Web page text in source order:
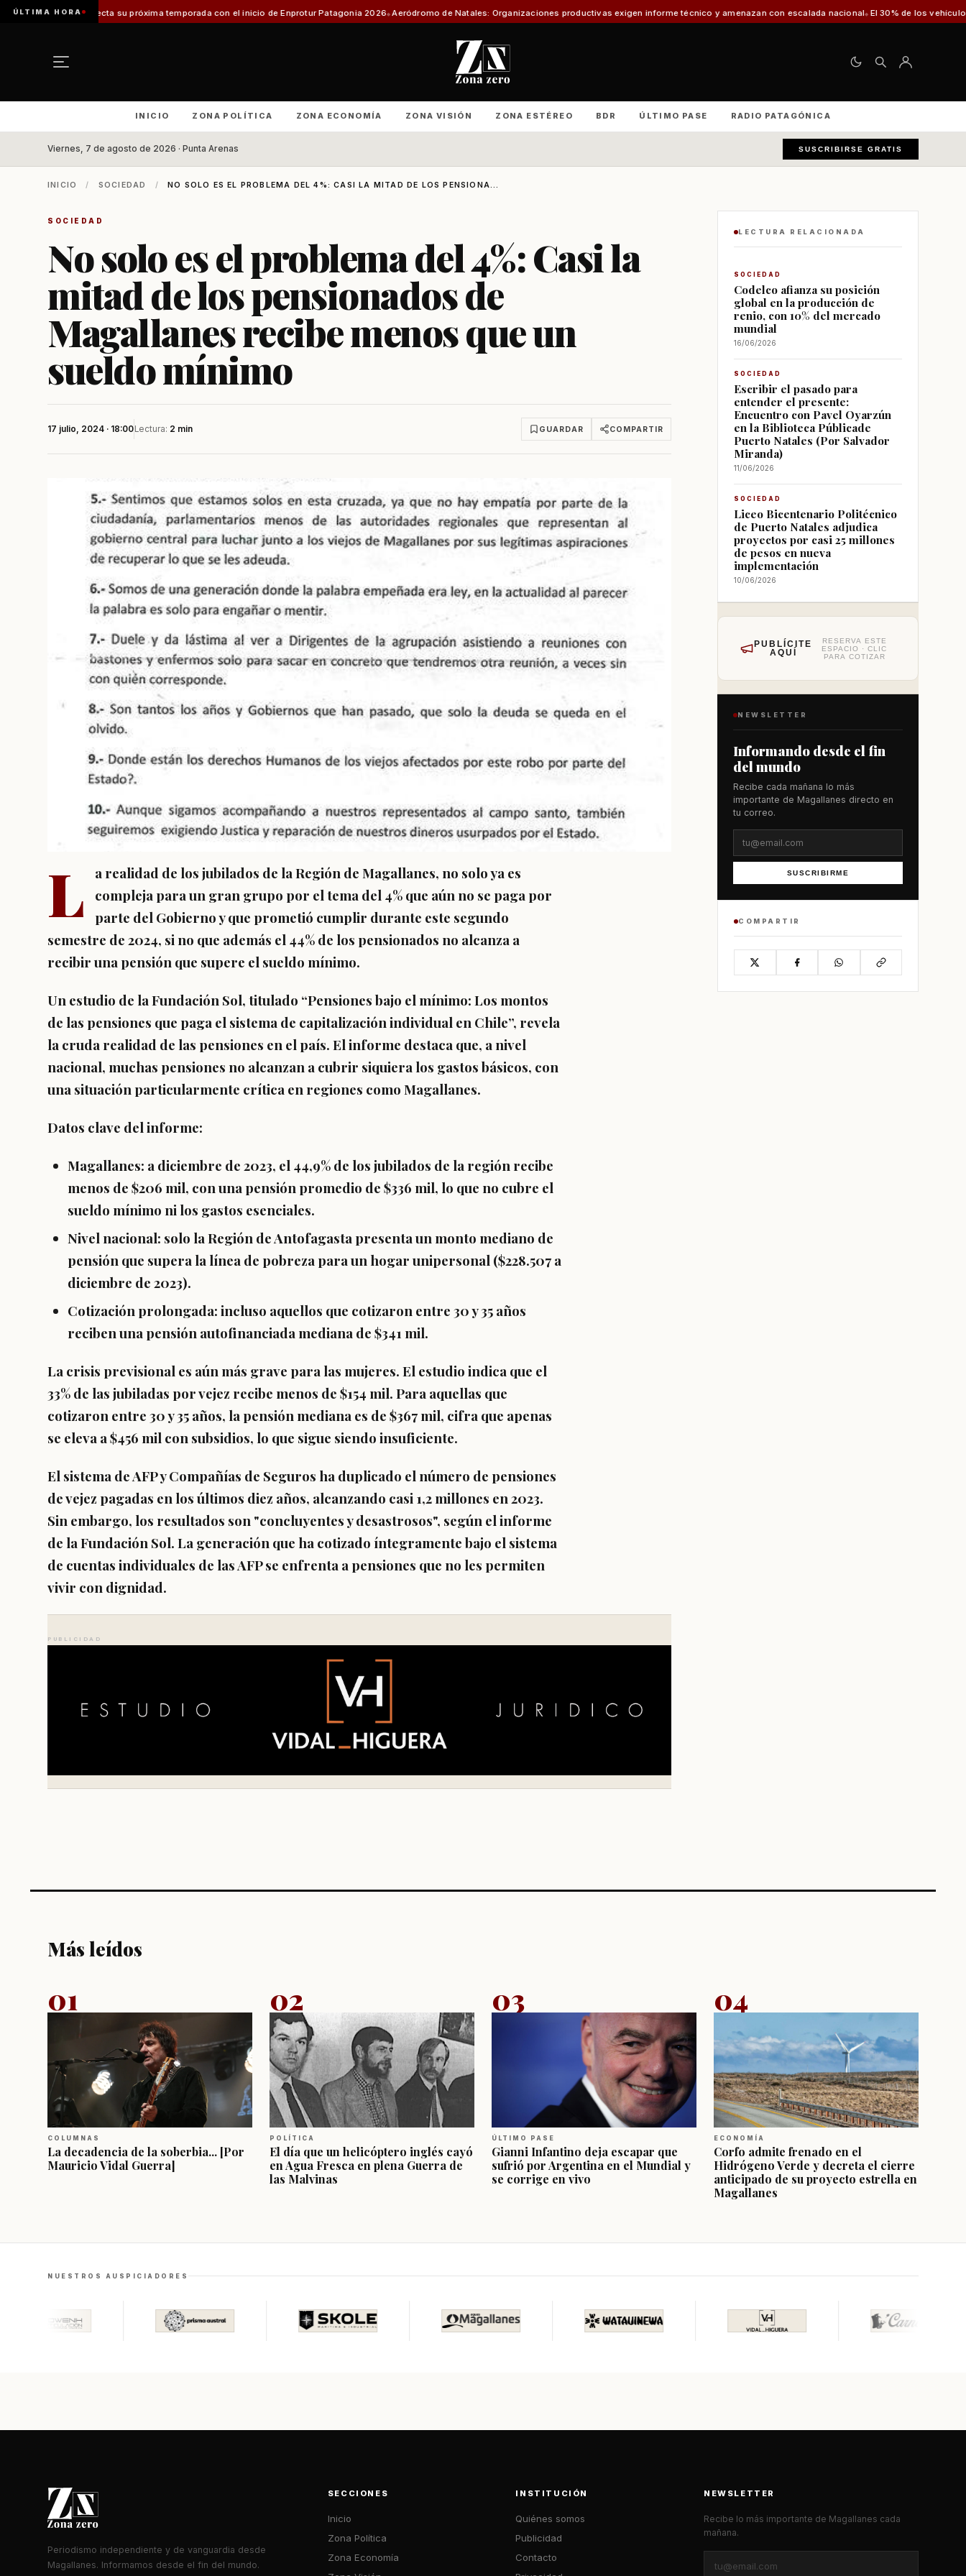
ÚLTIMA HORA
su próxima temporada con el inicio de Enprotur Patagonia 2026 Aeródromo de Natales: Organizaciones productivas exigen informe técnico y amenazan con escalada nacional El 30% de los vehículos fiscalizados en
INICIO ZONA POLÍTICA ZONA ECONOMÍA ZONA VISIÓN ZONA ESTÉREO BDR ÚLTIMO PASE RADIO PATAGÓNICA
Viernes, 7 de agosto de 2026 · Punta Arenas SUSCRIBIRSE GRATIS
INICIO / SOCIEDAD / NO SOLO ES EL PROBLEMA DEL 4%: CASI LA MITAD DE LOS PENSIONA...
SOCIEDAD
No solo es el problema del 4%: Casi la
mitad de los pensionados de
Magallanes recibe menos que un
sueldo mínimo
17 julio, 2024 · 18:00Lectura: 2 min GUARDAR COMPARTIR
L
a realidad de los jubilados de la Región de Magallanes, no solo ya es
compleja para un gran grupo por el tema del 4% que aún no se paga por
parte del Gobierno y que prometió cumplir durante este segundo
semestre de 2024, si no que además el 44% de los pensionados no alcanza a
recibir una pensión que supere el sueldo mínimo.
Un estudio de la Fundación Sol, titulado “Pensiones bajo el mínimo: Los montos
de las pensiones que paga el sistema de capitalización individual en Chile”, revela
la cruda realidad de las pensiones en el país. El informe destaca que, a nivel
nacional, muchas pensiones no alcanzan a cubrir siquiera los gastos básicos, con
una situación particularmente crítica en regiones como Magallanes.
Datos clave del informe:
Magallanes: a diciembre de 2023, el 44,9% de los jubilados de la región recibe
menos de $206 mil, con una pensión promedio de $336 mil, lo que no cubre el
sueldo mínimo ni los gastos esenciales.
Nivel nacional: solo la Región de Antofagasta presenta un monto mediano de
pensión que supera la línea de pobreza para un hogar unipersonal ($228.507 a
diciembre de 2023).
Cotización prolongada: incluso aquellos que cotizaron entre 30 y 35 años
reciben una pensión autofinanciada mediana de $341 mil.
La crisis previsional es aún más grave para las mujeres. El estudio indica que el
33% de las jubiladas por vejez recibe menos de $154 mil. Para aquellas que
cotizaron entre 30 y 35 años, la pensión mediana es de $367 mil, cifra que apenas
se eleva a $456 mil con subsidios, lo que sigue siendo insuficiente.
El sistema de AFP y Compañías de Seguros ha duplicado el número de pensiones
de vejez pagadas en los últimos diez años, alcanzando casi 1,2 millones en 2023.
Sin embargo, los resultados son "concluyentes y desastrosos", según el informe
de la Fundación Sol. La generación que ha cotizado íntegramente bajo el sistema
de cuentas individuales de las AFP se enfrenta a pensiones que no les permiten
vivir con dignidad.
PUBLICIDAD
LECTURA RELACIONADA
SOCIEDAD
Codelco afianza su posición
global en la producción de
renio, con 10% del mercado
mundial
16/06/2026
SOCIEDAD
Escribir el pasado para
entender el presente:
Encuentro con Pavel Oyarzún
en la Biblioteca Públicade
Puerto Natales (Por Salvador
Miranda)
11/06/2026
SOCIEDAD
Liceo Bicentenario Politécnico
de Puerto Natales adjudica
proyectos por casi 25 millones
de pesos en nueva
implementación
10/06/2026
PUBLÍCITE
AQUÍ
RESERVA ESTE
ESPACIO · CLIC
PARA COTIZAR
NEWSLETTER
Informando desde el fin
del mundo
Recibe cada mañana lo más
importante de Magallanes directo en
tu correo.
SUSCRIBIRME
COMPARTIR
Más leídos
01
COLUMNAS
La decadencia de la soberbia... [Por
Mauricio Vidal Guerra]
02
POLÍTICA
El día que un helicóptero inglés cayó
en Agua Fresca en plena Guerra de
las Malvinas
03
ÚLTIMO PASE
Gianni Infantino deja escapar que
sufrió por Argentina en el Mundial y
se corrige en vivo
04
ECONOMÍA
Corfo admite frenado en el
Hidrógeno Verde y decreta el cierre
anticipado de su proyecto estrella en
Magallanes
NUESTROS AUSPICIADORES
Periodismo independiente y de vanguardia desde
Magallanes. Informamos desde el fin del mundo.
SECCIONES
Inicio
Zona Política
Zona Economía
INSTITUCIÓN
Quiénes somos
Publicidad
Contacto
NEWSLETTER
Recibe lo más importante de Magallanes cada
mañana.